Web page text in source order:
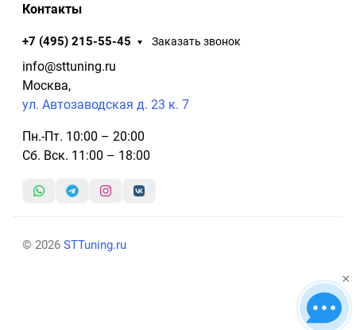
Контакты
+7 (495) 215-55-45 Заказать звонок
info@sttuning.ru
Москва,
ул. Автозаводская д. 23 к. 7
Пн.-Пт. 10:00 – 20:00
Сб. Вск. 11:00 – 18:00
© 2026 STTuning.ru
×